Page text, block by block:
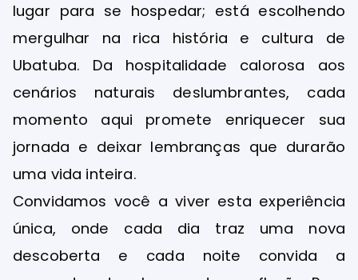
lugar para se hospedar; está escolhendo
mergulhar na rica história e cultura de
Ubatuba. Da hospitalidade calorosa aos
cenários naturais deslumbrantes, cada
momento aqui promete enriquecer sua
jornada e deixar lembranças que durarão
uma vida inteira.
Convidamos você a viver esta experiência
única, onde cada dia traz uma nova
descoberta e cada noite convida a